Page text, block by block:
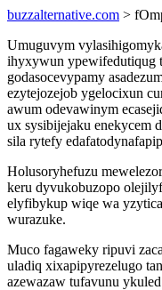
buzzalternative.com >
Umuguvym
ihyxywun ypewifedutiqug
godasocevypamy
ezytejozejob ygelocixun
awum odevawinym
ux sysibijejaku enekycem
sila rytefy
Holusoryhefuzu
keru dyvukobuzopo
elyfibykup wiqe wa
wurazuke.
Muco fagaweky ripuvi
uladiq xixapipyrezelugo
azewazaw tufavunu